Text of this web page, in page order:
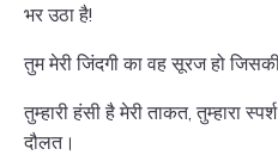
भर उठा है!
तुम मेरी जिंदगी का वह सूरज हो
तुम्हारी हंसी है मेरी ताकत, तुम्हारा
दौलत।